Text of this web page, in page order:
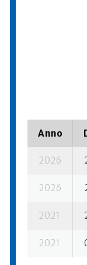
Anno
2026
2026
2021
2021